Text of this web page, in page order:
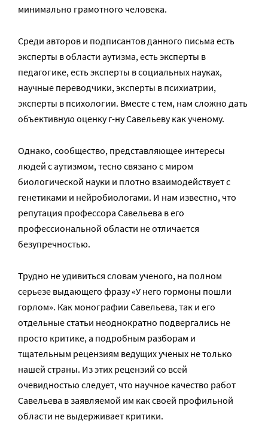
минимально грамотного человека.
Среди авторов и подписантов данного письма есть
эксперты в области аутизма, есть эксперты в
педагогике, есть эксперты в социальных науках,
научные переводчики, эксперты в психиатрии,
эксперты в психологии. Вместе с тем, нам сложно дать
объективную оценку г-ну Савельеву как ученому.
Однако, сообщество, представляющее интересы
людей с аутизмом, тесно связано с миром
биологической науки и плотно взаимодействует с
генетиками и нейробиологами. И нам известно, что
репутация профессора Савельева в его
профессиональной области не отличается
безупречностью.
Трудно не удивиться словам ученого, на полном
серьезе выдающего фразу «У него гормоны пошли
горлом». Как монографии Савельева, так и его
отдельные статьи неоднократно подвергались не
просто критике, а подробным разборам и
тщательным рецензиям ведущих ученых не только
нашей страны. Из этих рецензий со всей
очевидностью следует, что научное качество работ
Савельева в заявляемой им как своей профильной
области не выдерживает критики.